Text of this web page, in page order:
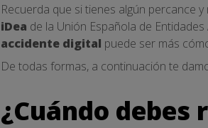
Recuerda que si tienes algún percance
iDea de la Unión Española de
accidente digital puede ser más
De todas formas, a continuación te
¿Cuándo